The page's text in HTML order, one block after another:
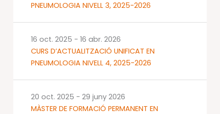
PNEUMOLOGIA NIVELL 3, 2025-2026
CURS D’ACTUALITZACIÓ UNIFICAT EN
PNEUMOLOGIA NIVELL 4, 2025-2026
16 oct. 2025 - 16 abr. 2026
MÀSTER DE FORMACIÓ PERMANENT EN
20 oct. 2025 - 29 juny 2026